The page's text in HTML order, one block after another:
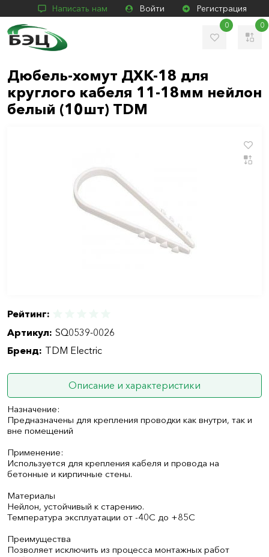
Написать нам Войти Регистрация
0 0
Дюбель-хомут ДХК-18 для
круглого кабеля 11-18мм нейлон
белый (10шт) TDM
Рейтинг:
Артикул: SQ0539-0026
Бренд: TDM Electric
Описание и характеристики
Назначение:
Предназначены для крепления проводки как внутри, так и
вне помещений
Применение:
Используется для крепления кабеля и провода на
бетонные и кирпичные стены.
Материалы
Нейлон, устойчивый к старению.
Температура эксплуатации от -40С до +85С
Преимущества
Позволяет исключить из процесса монтажных работ